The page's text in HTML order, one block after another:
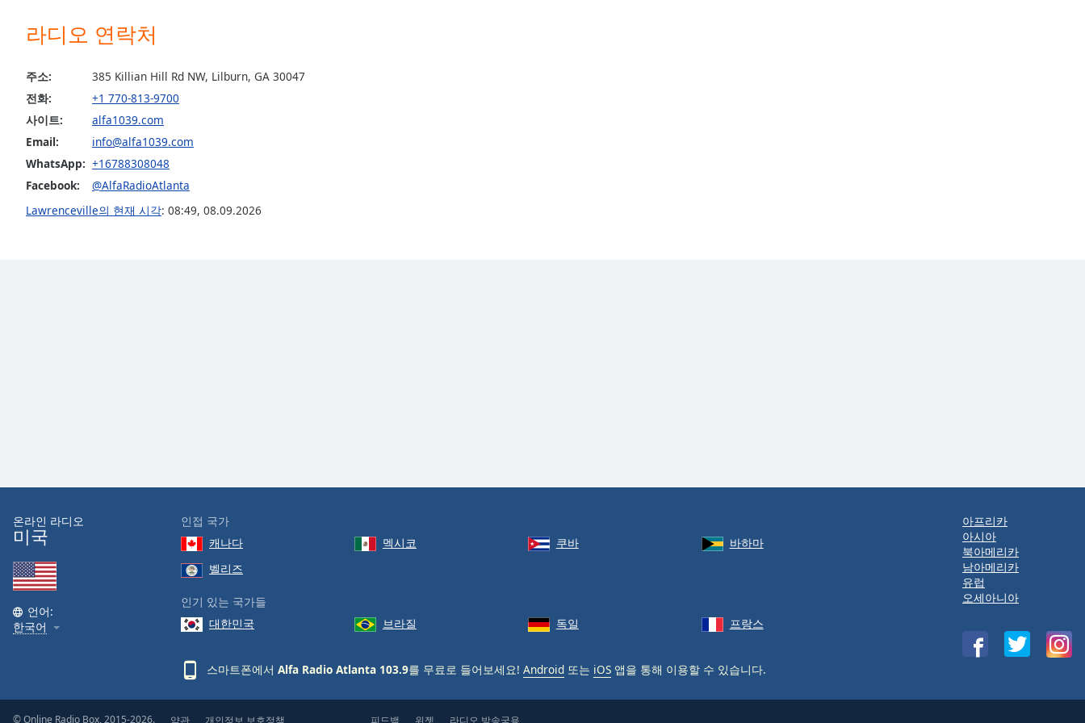
window.
Opacity
Color
Text
Edge
Style
Font
Family
라디오 연락처
주소:
385 Killian Hill Rd NW, Lilburn, GA 30047
전화:
+1 770-813-9700
사이트:
alfa1039.com
Email:
info@alfa1039.com
WhatsApp: +16788308048
Facebook:
@AlfaRadioAtlanta
Lawrenceville의 현재 시각: 08:49, 08.09.2026
온라인 라디오
미국
언어:
한국어
인접 국가
캐나다
멕시코 쿠바
바하마
벨리즈
인기 있는 국가들
대한민국
브라질 독일 프랑스
스마트폰에서 Alfa Radio Atlanta 103.9를 무료로 들어보세요! Android 또는 iOS 앱을 통해 이용할 수 있습니다.
아프리카
아시아
북아메리카
남아메리카
유럽
오세아니아
© Online Radio Box, 2015-2026. 약관 개인정보 보호정책 피드백 위젯 라디오 방송국용